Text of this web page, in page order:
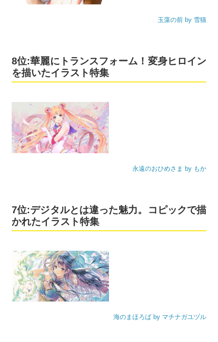
玉藻の前 by 雪猫
8位:華麗にトランスフォーム！変身ヒロイン
を描いたイラスト特集
永遠のおひめさま by もか
7位:デジタルとは違った魅力。コピックで描
かれたイラスト特集
海のまほろば by マチナガユヅル